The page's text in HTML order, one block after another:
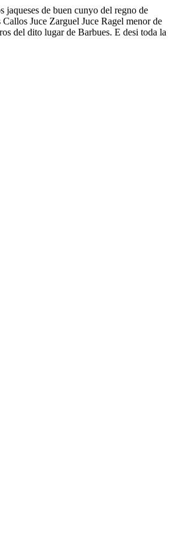
jaqueses de buen cunyo del regno de
Juce Zarguel Juce Ragel menor de
del dito lugar de Barbues. E desi toda la